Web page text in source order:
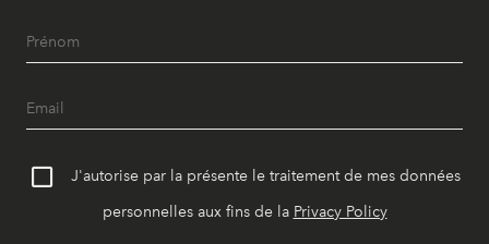
J'autorise par la présente le traitement de mes données
personnelles aux fins de la Privacy Policy